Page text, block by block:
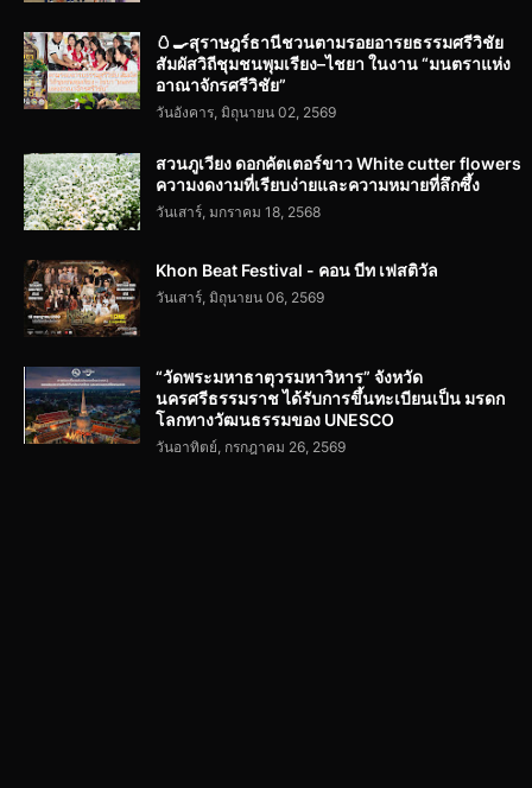
🥚🍳สุราษฎร์ธานีชวนตามรอยอารยธรรมศรีวิชัย
สัมผัสวิถีชุมชนพุมเรียง–ไชยา ในงาน “มนตราแห่ง
อาณาจักรศรีวิชัย”
วันอังคาร, มิถุนายน 02, 2569
สวนภูเวียง ดอกคัตเตอร์ขาว White cutter flowers
ความงดงามที่เรียบง่ายและความหมายที่ลึกซึ้ง
วันเสาร์, มกราคม 18, 2568
Khon Beat Festival - คอน บีท เฟสติวัล
วันเสาร์, มิถุนายน 06, 2569
“วัดพระมหาธาตุวรมหาวิหาร” จังหวัด
นครศรีธรรมราช ได้รับการขึ้นทะเบียนเป็น มรดก
โลกทางวัฒนธรรมของ UNESCO
วันอาทิตย์, กรกฎาคม 26, 2569